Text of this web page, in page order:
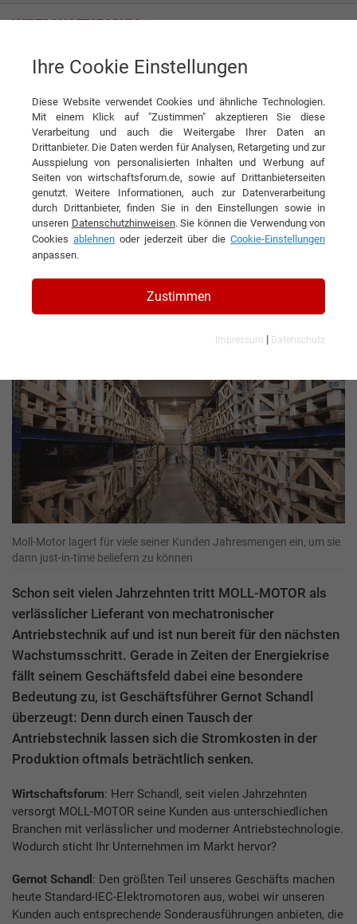
MOLL-MOTOR Mechatronische Antriebstechnik GmbH
Interview MOLL-MOTOR Mechatronische Antriebstechnik GmbH
DIESEN ARTIKEL EMPFEHLEN
„Ein Antriebstausch kann die
Energiekosten merklich senken!“
Geschäftsführer Marketing & Sales der
MOLL-MOTOR GmbH
Moll-Motor lagert für viele seiner Kunden Jahresmengen ein, um sie
dann just-in-time beliefern zu können
Schon seit vielen Jahrzehnten tritt MOLL-MOTOR als
verlässlicher Lieferant von mechatronischer
Antriebstechnik auf und ist nun bereit für den nächsten
Wachstumsschritt. Gerade in Zeiten der Energiekrise
fällt seinem Geschäftsfeld dabei eine besondere
Bedeutung zu, ist Geschäftsführer Gernot Schandl
überzeugt: Denn durch einen Tausch der
Antriebstechnik lassen sich die Stromkosten in der
Produktion oftmals beträchtlich senken.
Wirtschaftsforum: Herr Schandl, seit vielen Jahrzehnten
versorgt MOLL-MOTOR seine Kunden aus unterschiedlichen
Branchen mit verlässlicher und moderner Antriebstechnologie.
Wodurch sticht Ihr Unternehmen im Markt hervor?
Gernot Schandl : Den größten Teil unseres Geschäfts machen
heute Standard-IEC-Elektromotoren aus, wobei wir unseren
Kunden auch entsprechende Sonderausführungen anbieten, die
Ihre Cookie Einstellungen
Diese Website verwendet Cookies und ähnliche Technologien.
Mit einem Klick auf "Zustimmen" akzeptieren Sie diese
Verarbeitung und auch die Weitergabe Ihrer Daten an
Drittanbieter. Die Daten werden für Analysen, Retargeting und zur
Ausspielung von personalisierten Inhalten und Werbung auf
Seiten von wirtschaftsforum.de, sowie auf Drittanbieterseiten
genutzt. Weitere Informationen, auch zur Datenverarbeitung
durch Drittanbieter, finden Sie in den Einstellungen sowie in
unseren Datenschutzhinweisen. Sie können die Verwendung von
Cookies ablehnen oder jederzeit über die Cookie-Einstellungen
anpassen.
Zustimmen
Impressum | Datenschutz